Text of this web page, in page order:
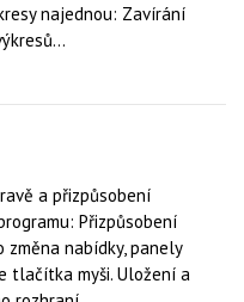
najednou: Zavírání
a přizpůsobení
Přizpůsobení
nabídky, panely
tlačítka myši. Uložení a